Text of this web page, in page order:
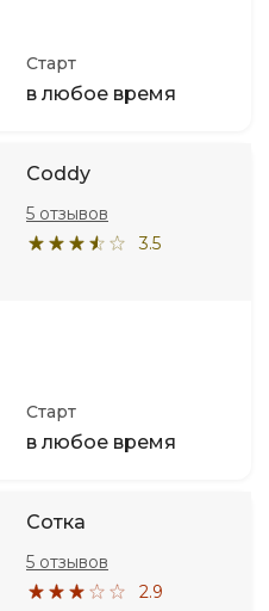
Старт
в любое время
Coddy
3.5
5 отзывов
Старт
в любое время
Сотка
2.9
5 отзывов